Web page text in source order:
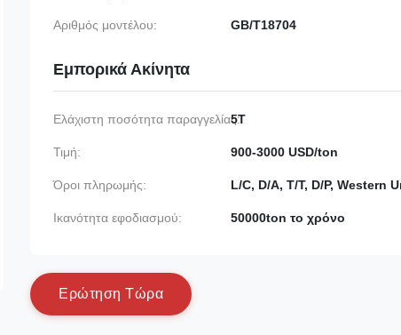
Αριθμός μοντέλου: GB/T18704
Εμπορικά Ακίνητα
Ελάχιστη ποσότητα παραγγελίας:
5T
Τιμή: 900-3000 USD/ton
Όροι πληρωμής: L/C, D/A, T/T, D/P, Western
Ικανότητα εφοδιασμού: 50000ton το χρόνο
Ερώτηση Τώρα